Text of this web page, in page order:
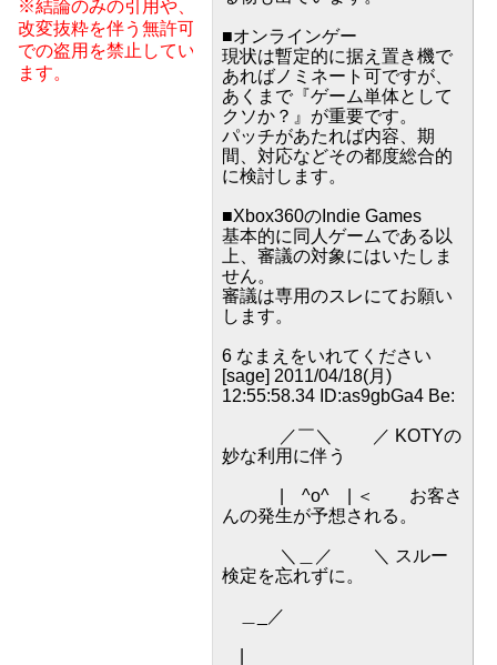
※結論のみの引用や、
改変抜粋を伴う無許可
での盗用を禁止してい
ます。
■オンラインゲー
現状は暫定的に据え置き機で
あればノミネート可ですが、
あくまで『ゲーム単体として
クソか？』が重要です。
パッチがあたれば内容、期
間、対応などその都度総合的
に検討します。
■Xbox360のIndie Games
基本的に同人ゲームである以
上、審議の対象にはいたしま
せん。
審議は専用のスレにてお願い
します。
6 なまえをいれてください
[sage] 2011/04/18(月)
12:55:58.34 ID:as9gbGa4 Be:
／￣＼ ／ KOTYの
妙な利用に伴う
| ^o^ | ＜ お客さ
んの発生が予想される。
＼＿／ ＼ スルー
検定を忘れずに。
＿_／